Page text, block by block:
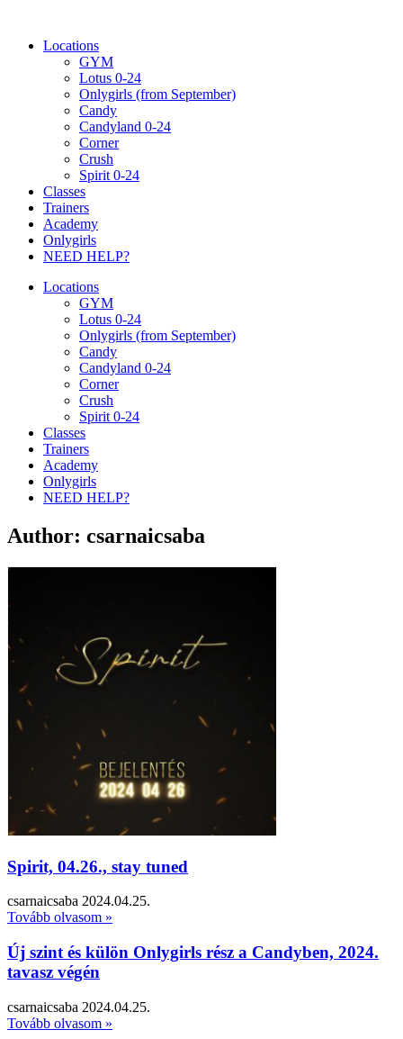
tartalomhozLocations
GYM
Lotus 0-24
Onlygirls (from September)
Candy
Candyland 0-24
Corner
Crush
Spirit 0-24
Classes
Trainers
Academy
Onlygirls
NEED HELP?
Locations
GYM
Lotus 0-24
Onlygirls (from September)
Candy
Candyland 0-24
Corner
Crush
Spirit 0-24
Classes
Trainers
Academy
Onlygirls
NEED HELP?
Author: csarnaicsaba
Spirit, 04.26., stay tuned
csarnaicsaba 2024.04.25.
Tovább olvasom »
Új szint és külön Onlygirls rész a Candyben, 2024.
tavasz végén
csarnaicsaba 2024.04.25.
Tovább olvasom »